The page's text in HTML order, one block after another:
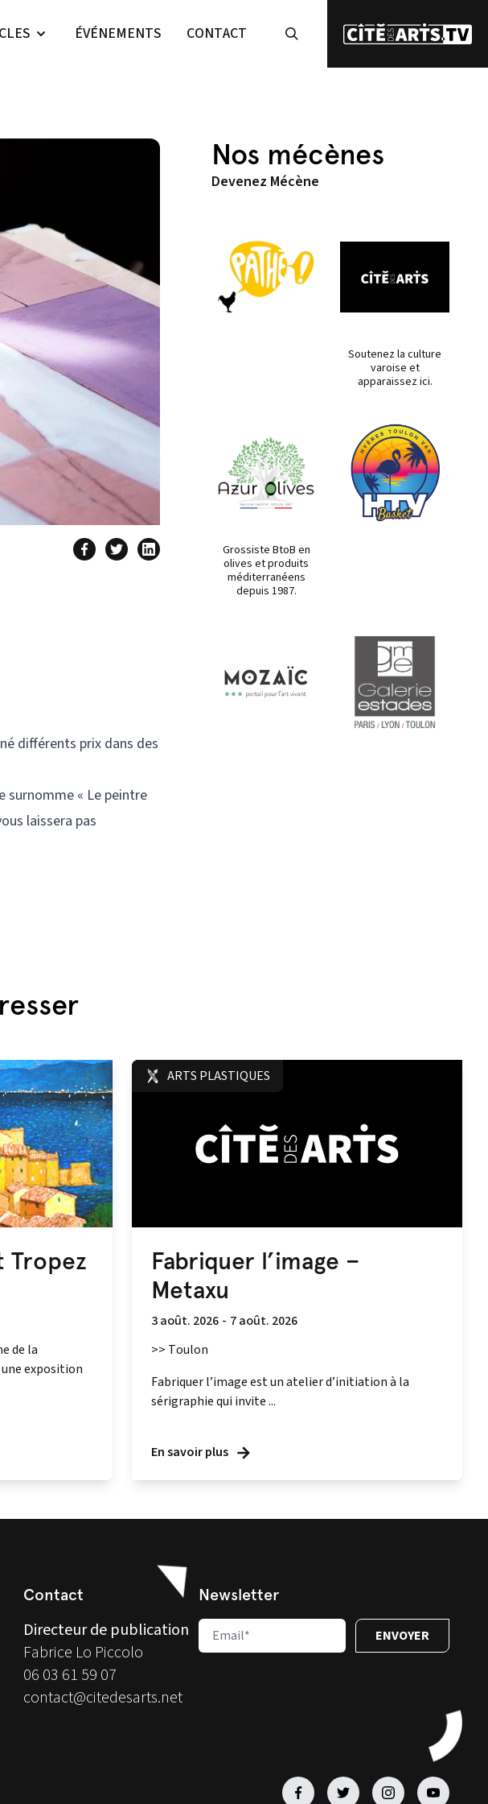
ÉVÉNEMENTS CONTACT
différents prix dans des
surnomme « Le peintre
laissera pas
Nos mécènes
Devenez Mécène
Soutenez la culture
varoise et
apparaissez ici.
Grossiste BtoB en
olives et produits
méditerranéens
depuis 1987.
Tropez
de la
exposition
ARTS PLASTIQUES
Fabriquer l’image –
Metaxu
3 août. 2026 - 7 août. 2026
>> Toulon
Fabriquer l’image est un atelier d’initiation à la
sérigraphie qui invite ...
En savoir plus
Contact
Directeur de publication
Fabrice Lo Piccolo
06 03 61 59 07
contact@citedesarts.net
Newsletter